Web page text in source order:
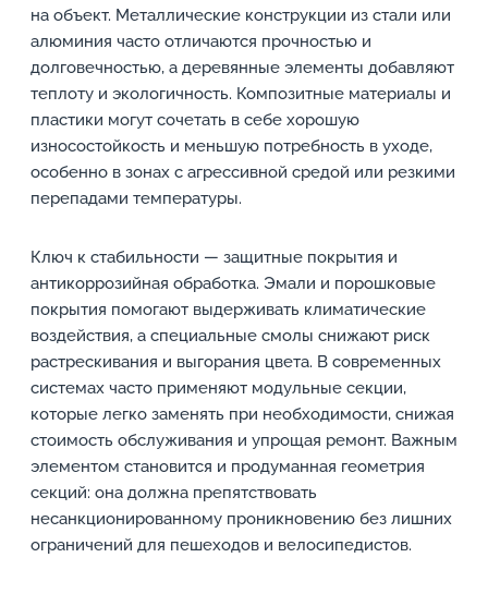
на объект. Металлические конструкции из стали или
алюминия часто отличаются прочностью и
долговечностью, а деревянные элементы добавляют
теплоту и экологичность. Композитные материалы и
пластики могут сочетать в себе хорошую
износостойкость и меньшую потребность в уходе,
особенно в зонах с агрессивной средой или резкими
перепадами температуры.
Ключ к стабильности — защитные покрытия и
антикоррозийная обработка. Эмали и порошковые
покрытия помогают выдерживать климатические
воздействия, а специальные смолы снижают риск
растрескивания и выгорания цвета. В современных
системах часто применяют модульные секции,
которые легко заменять при необходимости, снижая
стоимость обслуживания и упрощая ремонт. Важным
элементом становится и продуманная геометрия
секций: она должна препятствовать
несанкционированному проникновению без лишних
ограничений для пешеходов и велосипедистов.